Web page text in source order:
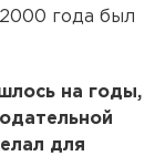
года был
на годы,
для